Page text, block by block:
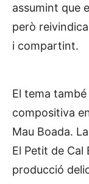
assumint que
però
i compartint.
El tema
compositiva
Mau Boada.
El Petit de Cal
producció